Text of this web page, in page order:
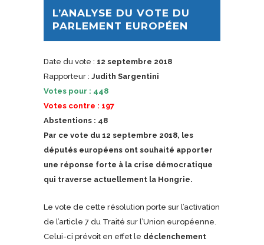
L’ANALYSE DU VOTE DU
PARLEMENT EUROPÉEN
Date du vote : 12 septembre 2018
Rapporteur : Judith Sargentini
Votes pour : 448
Votes contre : 197
Abstentions : 48
Par ce vote du 12 septembre 2018, les
députés européens ont souhaité apporter
une réponse forte à la crise démocratique
qui traverse actuellement la Hongrie.
Le vote de cette résolution porte sur l’activation
de l’article 7 du Traité sur l’Union européenne.
Celui-ci prévoit en effet le déclenchement